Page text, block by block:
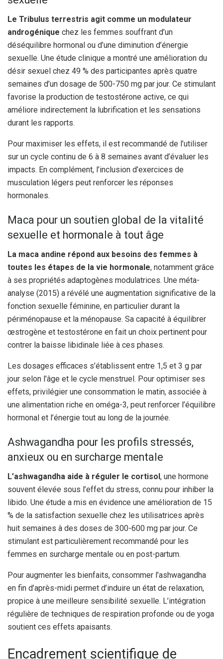
Le Tribulus terrestris agit comme un modulateur
androgénique chez les femmes souffrant d’un
déséquilibre hormonal ou d’une diminution d’énergie
sexuelle. Une étude clinique a montré une amélioration du
désir sexuel chez 49 % des participantes après quatre
semaines d’un dosage de 500-750 mg par jour. Ce stimulant
favorise la production de testostérone active, ce qui
améliore indirectement la lubrification et les sensations
durant les rapports.
Pour maximiser les effets, il est recommandé de l’utiliser
sur un cycle continu de 6 à 8 semaines avant d’évaluer les
impacts. En complément, l’inclusion d’exercices de
musculation légers peut renforcer les réponses
hormonales.
Maca pour un soutien global de la vitalité
sexuelle et hormonale à tout âge
La maca andine répond aux besoins des femmes à
toutes les étapes de la vie hormonale, notamment grâce
à ses propriétés adaptogènes modulatrices. Une méta-
analyse (2015) a révélé une augmentation significative de la
fonction sexuelle féminine, en particulier durant la
périménopause et la ménopause. Sa capacité à équilibrer
œstrogène et testostérone en fait un choix pertinent pour
contrer la baisse libidinale liée à ces phases.
Les dosages efficaces s’établissent entre 1,5 et 3 g par
jour selon l’âge et le cycle menstruel. Pour optimiser ses
effets, privilégier une consommation le matin, associée à
une alimentation riche en oméga-3, peut renforcer l’équilibre
hormonal et l’énergie tout au long de la journée.
Ashwagandha pour les profils stressés,
anxieux ou en surcharge mentale
L’ashwagandha aide à réguler le cortisol , une hormone
souvent élevée sous l’effet du stress, connu pour inhiber la
libido. Une étude a mis en évidence une amélioration de 15
% de la satisfaction sexuelle chez les utilisatrices après
huit semaines à des doses de 300-600 mg par jour. Ce
stimulant est particulièrement recommandé pour les
femmes en surcharge mentale ou en post-partum.
Pour augmenter les bienfaits, consommer l’ashwagandha
en fin d’après-midi permet d’induire un état de relaxation,
propice à une meilleure sensibilité sexuelle. L’intégration
régulière de techniques de respiration profonde ou de yoga
soutient ces effets apaisants.
Encadrement scientifique de